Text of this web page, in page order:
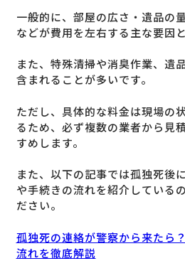
一般的に、部屋の広さ・遺品の
などが費用を左右する主な要因
また、特殊清掃や消臭作業、遺
含まれることが多いです。
ただし、具体的な料金は現場の
るため、必ず複数の業者から見
すめします。
また、以下の記事では孤独死後
や手続きの流れを紹介している
ださい。
孤独死の連絡が警察から来たら
流れを徹底解説